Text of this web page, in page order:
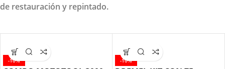
de restauración y repintado.
-10% -10%